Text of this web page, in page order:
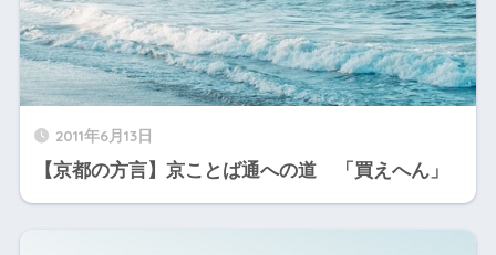
2011年6月13日
【京都の方言】京ことば通への道 「買えへん」